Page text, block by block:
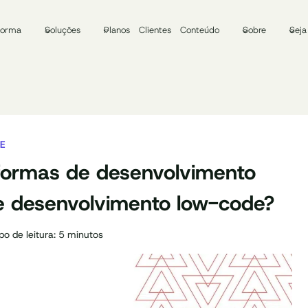
Soluções Planos Clientes Conteúdo Sobre
de desenvolvimento
low-code?
de leitura: 5minutos